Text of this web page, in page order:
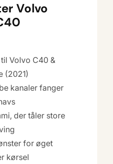
Volvo
Volvo C40 &
(2021)
kanaler fanger
der tåler store
for øget
kørsel